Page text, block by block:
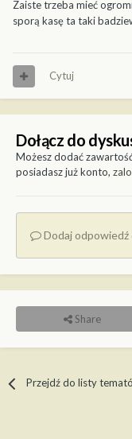
Zaiste trzeba mieć
sporą kasę ta taki
Cytuj
Dołącz do
Możesz dodać
posiadasz już konto,
Dodaj odpowiedź
Share
Przejdź do listy